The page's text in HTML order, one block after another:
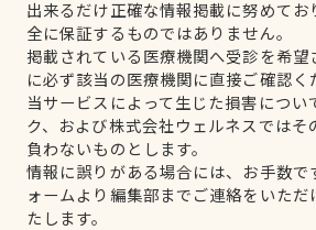
出来るだけ正確な情報掲載に努めて
全に保証するものではありません。
掲載されている医療機関へ受診を希
に必ず該当の医療機関に直接ご確認く
当サービスによって生じた損害につい
ク、および株式会社ウェルネスではそ
負わないものとします。
情報に誤りがある場合には、お手数で
ォームより編集部までご連絡をいただ
たします。